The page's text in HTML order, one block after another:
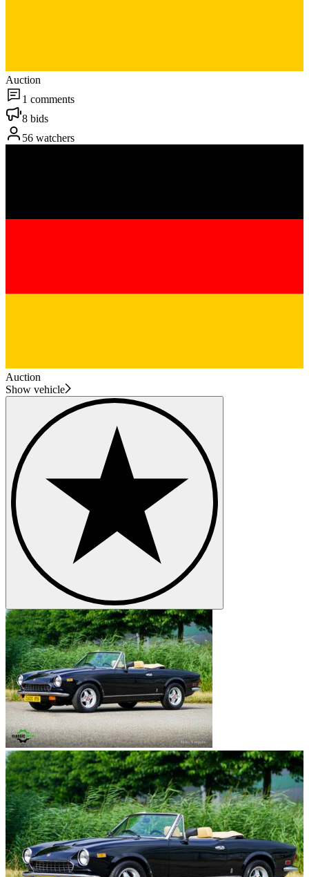
Auction
1 comments
8 bids
56 watchers
Auction
Show vehicle